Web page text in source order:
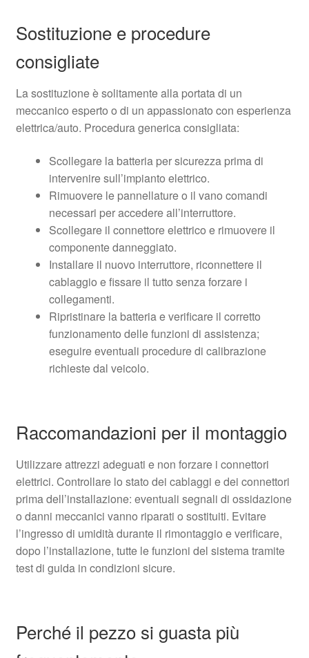
Sostituzione e procedure
consigliate
La sostituzione è solitamente alla portata di un
meccanico esperto o di un appassionato con esperienza
elettrica/auto. Procedura generica consigliata:
Scollegare la batteria per sicurezza prima di
intervenire sull’impianto elettrico.
Rimuovere le pannellature o il vano comandi
necessari per accedere all’interruttore.
Scollegare il connettore elettrico e rimuovere il
componente danneggiato.
Installare il nuovo interruttore, riconnettere il
cablaggio e fissare il tutto senza forzare i
collegamenti.
Ripristinare la batteria e verificare il corretto
funzionamento delle funzioni di assistenza;
eseguire eventuali procedure di calibrazione
richieste dal veicolo.
Raccomandazioni per il montaggio
Utilizzare attrezzi adeguati e non forzare i connettori
elettrici. Controllare lo stato dei cablaggi e dei connettori
prima dell’installazione: eventuali segnali di ossidazione
o danni meccanici vanno riparati o sostituiti. Evitare
l’ingresso di umidità durante il rimontaggio e verificare,
dopo l’installazione, tutte le funzioni del sistema tramite
test di guida in condizioni sicure.
Perché il pezzo si guasta più